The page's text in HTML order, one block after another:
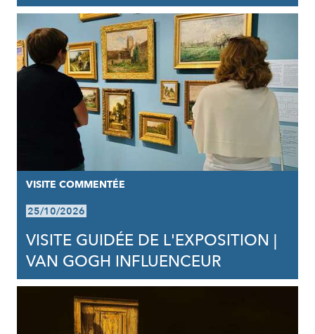
VISITE COMMENTÉE
25/10/2026
VISITE GUIDÉE DE L'EXPOSITION |
VAN GOGH INFLUENCEUR